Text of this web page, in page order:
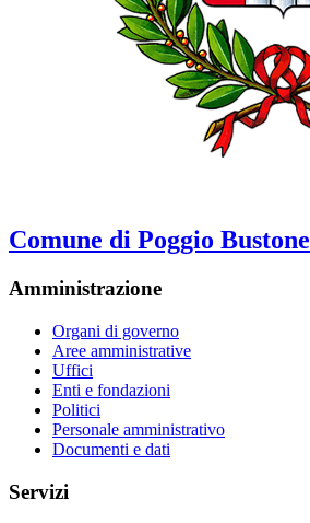
Comune di Poggio Bustone
Amministrazione
Organi di governo
Aree amministrative
Uffici
Enti e fondazioni
Politici
Personale amministrativo
Documenti e dati
Servizi